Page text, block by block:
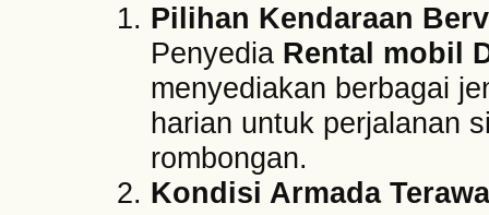
Pilihan Kendaraan
Penyedia Rental mobil
menyediakan berbagai
harian untuk perjalanan
rombongan.
Kondisi Armada